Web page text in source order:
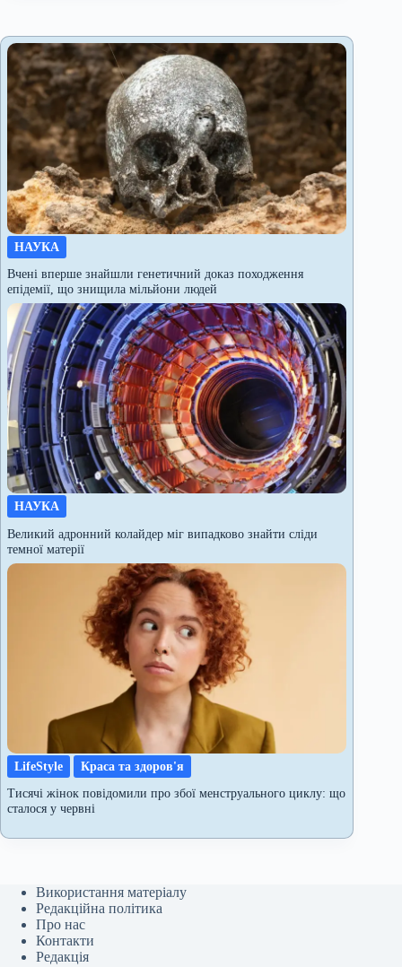
НАУКА
Вчені вперше знайшли генетичний доказ походження
епідемії, що знищила мільйони людей
НАУКА
Великий адронний колайдер міг випадково знайти сліди
темної матерії
LifeStyle
Краса та здоров'я
Тисячі жінок повідомили про збої менструального циклу: що
сталося у червні
Використання матеріалу
Редакційна політика
Про нас
Контакти
Редакція